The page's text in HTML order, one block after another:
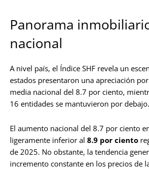
Panorama
nacional
A nivel país, el Índice SHF revela un
estados presentaron una apreciación
media nacional del 8.7 por ciento,
16 entidades se mantuvieron por debajo.
El aumento nacional del 8.7 por ciento
ligeramente inferior al 8.9 por ciento
de 2025. No obstante, la tendencia
incremento constante en los precios de